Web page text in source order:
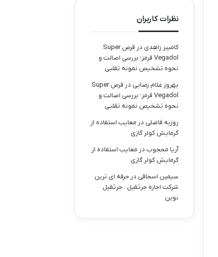
نظرات کاربران
کامبیز زاهدی در
قرص Super
Vegadol قرمز؛ بررسی اصالت و
نحوه تشخیص نمونه تقلبی
بهروز غلام رضایی در
قرص Super
Vegadol قرمز؛ بررسی اصالت و
نحوه تشخیص نمونه تقلبی
روزبه فاضلی در معایب استفاده از
گرمایش کولر گازی
آریا محجوبدر معایب استفاده از
گرمایش کولر گازی
سیمین اسحاقی در حرفه ای ترین
شرکت اجاره جرثقیل : جرثقیل
نوین